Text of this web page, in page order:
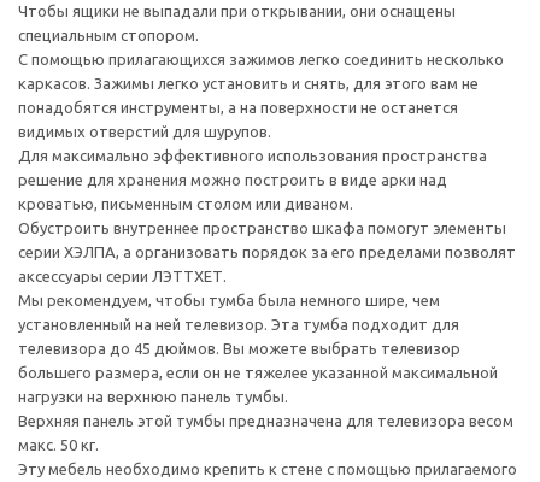
Чтобы ящики не выпадали при открывании, они оснащены
специальным стопором.
С помощью прилагающихся зажимов легко соединить несколько
каркасов. Зажимы легко установить и снять, для этого вам не
понадобятся инструменты, а на поверхности не останется
видимых отверстий для шурупов.
Для максимально эффективного использования пространства
решение для хранения можно построить в виде арки над
кроватью, письменным столом или диваном.
Обустроить внутреннее пространство шкафа помогут элементы
серии ХЭЛПА, а организовать порядок за его пределами позволят
аксессуары серии ЛЭТТХЕТ.
Мы рекомендуем, чтобы тумба была немного шире, чем
установленный на ней телевизор. Эта тумба подходит для
телевизора до 45 дюймов. Вы можете выбрать телевизор
большего размера, если он не тяжелее указанной максимальной
нагрузки на верхнюю панель тумбы.
Верхняя панель этой тумбы предназначена для телевизора весом
макс. 50 кг.
Эту мебель необходимо крепить к стене с помощью прилагаемого